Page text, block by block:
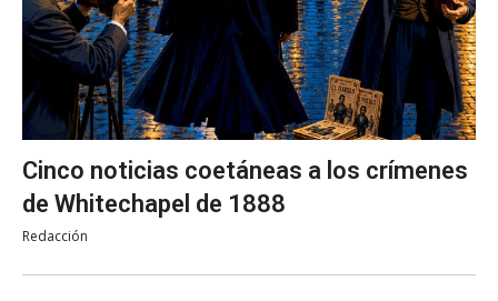
Cinco noticias coetáneas a los crímenes
de Whitechapel de 1888
Redacción